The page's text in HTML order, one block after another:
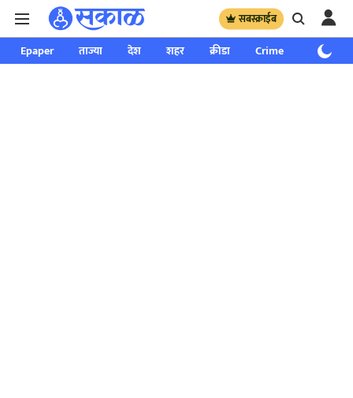
सबस्क्राईब
Epaper ताज्या देश शहर क्रीडा Crime साप्ताहिक